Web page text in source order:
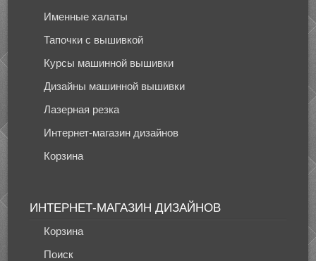
Именные халаты
Тапочки с вышивкой
Курсы машинной вышивки
Дизайны машинной вышивки
Лазерная резка
Интернет-магазин дизайнов
Корзина
ИНТЕРНЕТ-МАГАЗИН ДИЗАЙНОВ
Корзина
Поиск